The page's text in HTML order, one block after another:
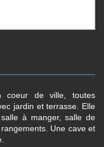
coeur de ville, toutes
jardin et terrasse. Elle
à manger, salle de
Une cave et